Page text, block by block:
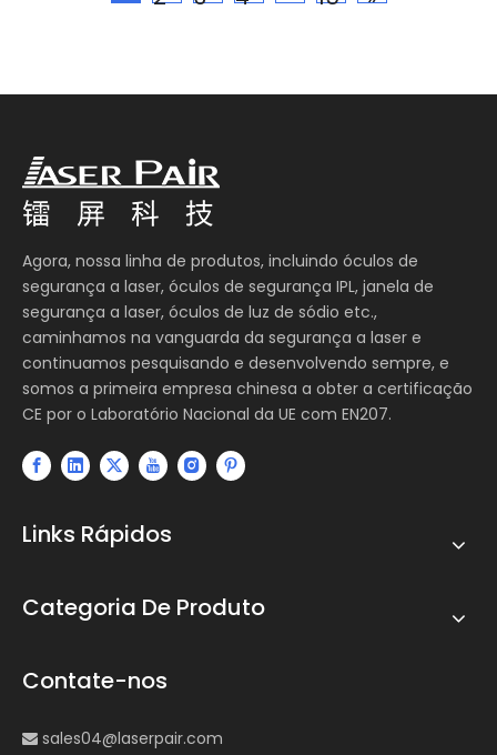
Agora, nossa linha de produtos, incluindo óculos de
segurança a laser, óculos de segurança IPL, janela de
segurança a laser, óculos de luz de sódio etc.,
caminhamos na vanguarda da segurança a laser e
continuamos pesquisando e desenvolvendo sempre, e
somos a primeira empresa chinesa a obter a certificação
CE por o Laboratório Nacional da UE com EN207.
Links Rápidos
Categoria De Produto
Contate-nos
 sales04@laserpair.com